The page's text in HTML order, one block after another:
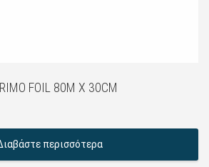
FOIL 80M X 30CM
περισσότερα